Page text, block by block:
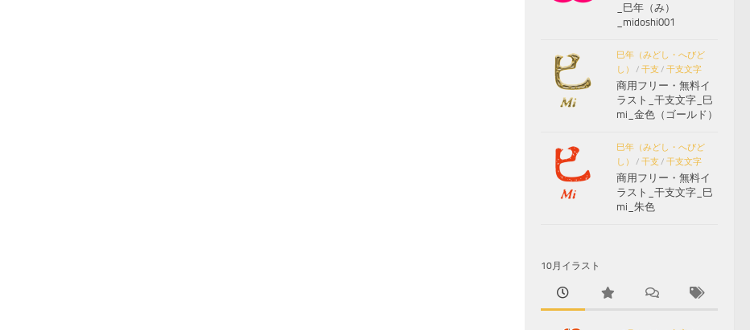
_巳年（み）
_midoshi001
巳年（みどし・へびど
し）
/ 干支 / 干支文字
商用フリー・無料イ
ラスト_干支文字_巳
mi_金色（ゴールド）
巳年（みどし・へびど
し）
/ 干支 / 干支文字
商用フリー・無料イ
ラスト_干支文字_巳
mi_朱色
10月イラスト